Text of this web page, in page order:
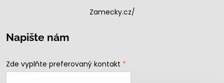
Zamecky.cz/
Napište nám
Zde vyplňte preferovaný kontakt *